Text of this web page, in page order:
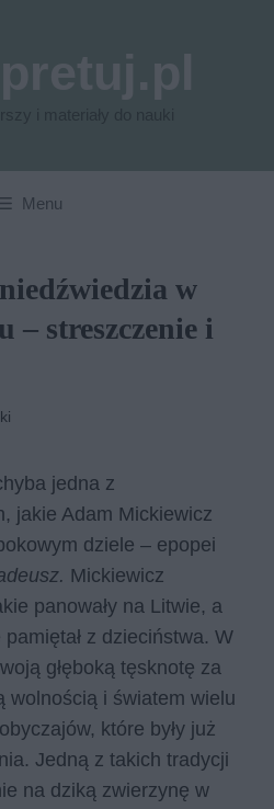
Menu
w
– streszczenie i
jedna z
jakie Adam Mickiewicz
dziele – epopei
Mickiewicz
panowały na Litwie, a
z dzieciństwa. W
głęboką tęsknotę za
wolnością i światem wielu
które były już
Jedną z takich tradycji
na dziką zwierzynę w